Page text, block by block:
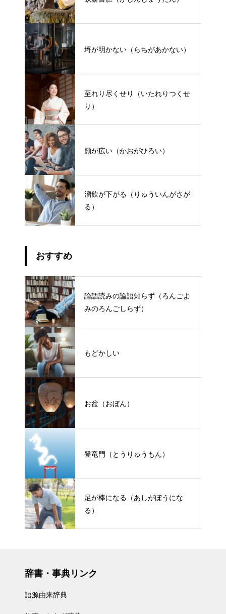
埒が明かない（らちがあかない）
至れり尽くせり（いたれりつくせ
り）
顔が広い（かおがひろい）
溜飲が下がる（りゅういんがさが
る）
おすすめ
論語読みの論語知らず（ろんごよ
みのろんごしらず）
もどかしい
お盆（おぼん）
登竜門（とうりゅうもん）
足が棒になる（あしがぼうにな
る）
辞書・事典リンク
語源由来辞典